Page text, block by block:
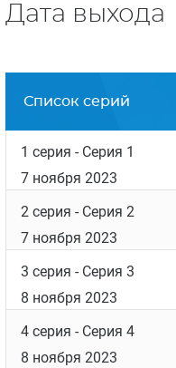
Дата выхода
Список серий
1 серия - Серия 1
7 ноября 2023
2 серия - Серия 2
7 ноября 2023
3 серия - Серия 3
8 ноября 2023
4 серия - Серия 4
8 ноября 2023